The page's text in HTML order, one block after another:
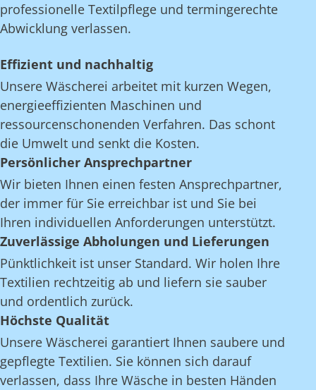
professionelle Textilpflege und termingerechte
Abwicklung verlassen.
Effizient und nachhaltig
Unsere Wäscherei arbeitet mit kurzen Wegen,
energieeffizienten Maschinen und
ressourcenschonenden Verfahren. Das schont
die Umwelt und senkt die Kosten.
Persönlicher Ansprechpartner
Wir bieten Ihnen einen festen Ansprechpartner,
der immer für Sie erreichbar ist und Sie bei
Ihren individuellen Anforderungen unterstützt.
Zuverlässige Abholungen und Lieferungen
Pünktlichkeit ist unser Standard. Wir holen Ihre
Textilien rechtzeitig ab und liefern sie sauber
und ordentlich zurück.
Höchste Qualität
Unsere Wäscherei garantiert Ihnen saubere und
gepflegte Textilien. Sie können sich darauf
verlassen, dass Ihre Wäsche in besten Händen